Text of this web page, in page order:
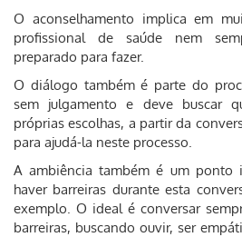
O aconselhamento implica em
profissional de saúde nem
preparado para fazer.
O diálogo também é parte do
sem julgamento e deve buscar
próprias escolhas, a partir da
para ajudá-la neste processo.
A ambiência também é um ponto
haver barreiras durante esta
exemplo. O ideal é conversar
barreiras, buscando ouvir, ser